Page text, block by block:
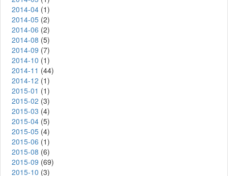
2014-04 (1)
2014-05 (2)
2014-06 (2)
2014-08 (5)
2014-09 (7)
2014-10 (1)
2014-11 (44)
2014-12 (1)
2015-01 (1)
2015-02 (3)
2015-03 (4)
2015-04 (5)
2015-05 (4)
2015-06 (1)
2015-08 (6)
2015-09 (69)
2015-10 (3)